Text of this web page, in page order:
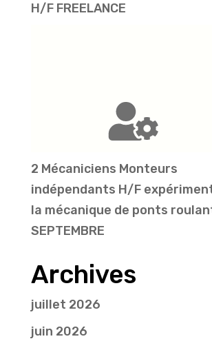
H/F FREELANCE
2 Mécaniciens Monteurs
indépendants H/F
la mécanique de ponts
SEPTEMBRE
Archives
juillet 2026
juin 2026